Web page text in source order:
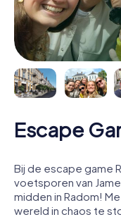
Escape
Bij de escape game
voetsporen van
midden in Radom!
wereld in chaos te